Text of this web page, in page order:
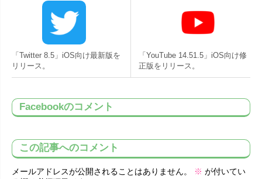
「Twitter 8.5」iOS向け最新版を
リリース。
「YouTube 14.51.5」iOS向け修
正版をリリース。
Facebookのコメント
この記事へのコメント
メールアドレスが公開されることはありません。 ※ が付いてい